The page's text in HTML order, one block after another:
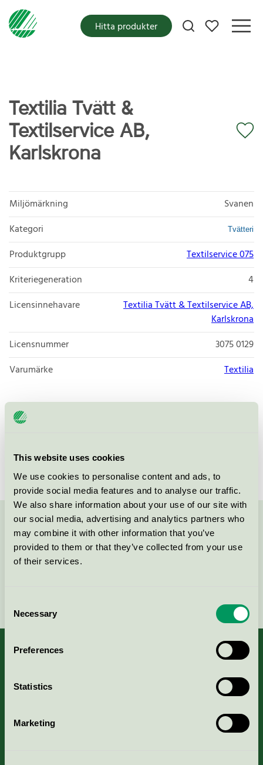
This website uses cookies
We use cookies to personalise content and ads, to
provide social media features and to analyse our traffic.
We also share information about your use of our site with
our social media, advertising and analytics partners who
may combine it with other information that you’ve
provided to them or that they’ve collected from your use
of their services.
Selection
Necessary
Preferences
Statistics
Marketing
Mina favoriter
Hitta produkter
Textilia Tvätt &
Textilservice AB,
Karlskrona
Miljömärkning
Svanen
Kategori
Tvätteri
Produktgrupp
Textilservice 075
Kriteriegeneration
4
Licensinnehavare
Textilia Tvätt & Textilservice AB,
Karlskrona
Licensnummer
3075 0129
Varumärke
Textilia
Kontakta oss på08-55 55 24 00eller via formuläret:
Kriterier, ansökan & avgifter
Aktuella Remisser